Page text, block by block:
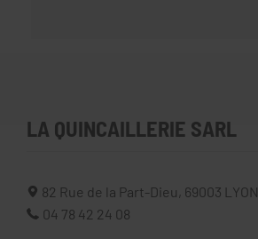
LA QUINCAILLERIE SARL
82 Rue de la Part-Dieu, 69003
LYON
04 78 42 24 08